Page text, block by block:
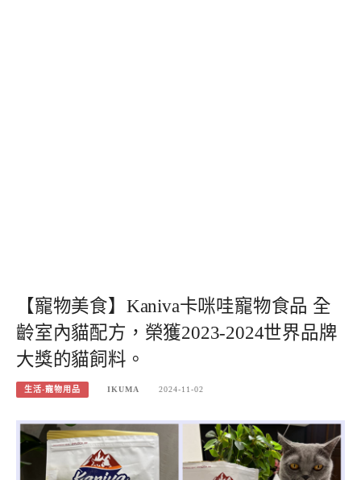
【寵物美食】Kaniva卡咪哇寵物食品 全
齡室內貓配方，榮獲2023-2024世界品牌
大獎的貓飼料。
生活-寵物用品 IKUMA 2024-11-02